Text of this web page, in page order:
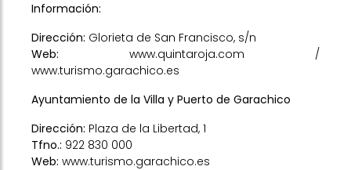
Información:
Dirección: Glorieta de San Francisco, s/n
Web:
www.quintaroja.com /
www.turismo.garachico.es
Ayuntamiento de la Villa y Puerto de Garachico
Dirección: Plaza de la Libertad, 1
Tfno.: 922 830 000
Web: www.turismo.garachico.es